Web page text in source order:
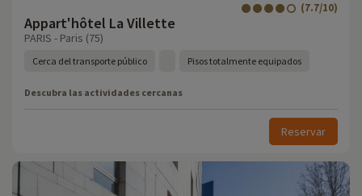
Appart'hôtel La Villette
(7.7/10)
PARIS - Paris (75)
Cerca del transporte público Pisos totalmente equipados
Descubra las actividades cercanas
Reservar